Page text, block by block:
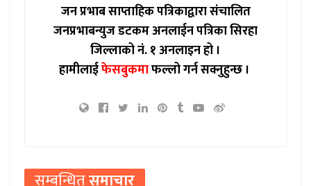
जन प्रभाब साप्ताहिक पत्रिकाद्वारा संचालित
जनप्रभाबन्युज डटकम अनलाईन पत्रिका सिरहा
जिल्लाको नं. १ अनलाइन हो ।
हामीलाईफेसबुकमाफल्लो गर्न सक्नुहुन्छ ।
सम्बन्धितसमाचार